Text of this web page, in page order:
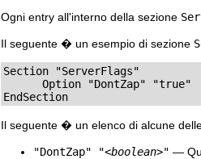
Ogni entry all'interno della sezione
Il seguente � un esempio di sezione
Section "ServerFlags"
Option "DontZap"
EndSection
Il seguente � un elenco di alcune
"DontZap" "<boolean>" —